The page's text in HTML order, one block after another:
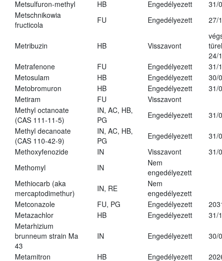
Metsulfuron-methyl
HB Engedélyezett
31/
Metschnikowia
fructicola
FU Engedélyezett 27/
Metribuzin HB Visszavont
24/
Metrafenone
FU Engedélyezett
31/
Metosulam
HB Engedélyezett
30/
Metobromuron
HB Engedélyezett
31/
Metiram
FU
Visszavont
Methyl octanoate
(CAS 111-11-5)
IN, AC, HB,
PG
Engedélyezett
31/
Methyl decanoate
(CAS 110-42-9)
IN, AC, HB,
PG
Engedélyezett
31/
Methoxyfenozide
IN Visszavont
31/
Methomyl
IN
Nem
engedélyezett
Methiocarb (aka
mercaptodimethur)
IN, RE
Nem
engedélyezett
Metconazole
FU, PG Engedélyezett
Metazachlor
HB Engedélyezett
31/
Metarhizium
brunneum strain Ma
43
IN Engedélyezett 30/
Metamitron HB Engedélyezett